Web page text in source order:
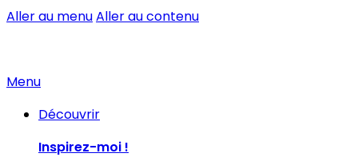
Aller au menuAller au contenu
Menu
Découvrir
Inspirez-moi !